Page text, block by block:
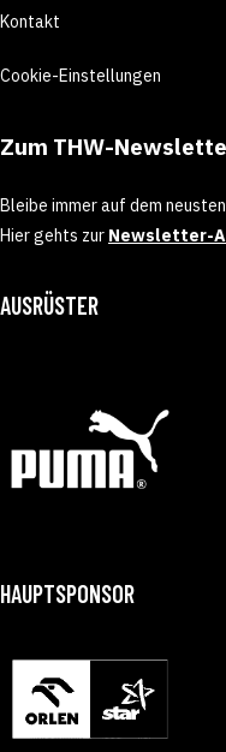
Kontakt
Cookie-Einstellungen
Zum THW-
Bleibe immer auf dem
Hier gehts zur Newsletter-
AUSRÜSTER
HAUPTSPONSOR